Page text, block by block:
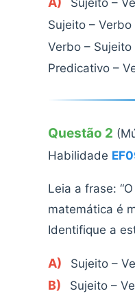
Sujeito –
Sujeito –
Verbo –
Predicativo –
Questão 2
Habilidade
Leia a frase:
matemática é
Identifique a
A) Sujeito –
B)
Sujeito –